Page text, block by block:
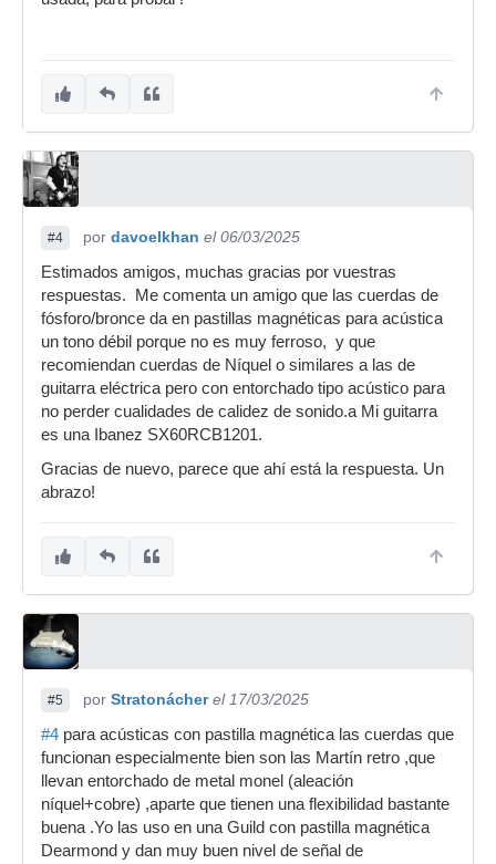
#4 por davoelkhan el 06/03/2025
Estimados amigos, muchas gracias por vuestras
respuestas. Me comenta un amigo que las cuerdas de
fósforo/bronce da en pastillas magnéticas para acústica
un tono débil porque no es muy ferroso, y que
recomiendan cuerdas de Níquel o similares a las de
guitarra eléctrica pero con entorchado tipo acústico para
no perder cualidades de calidez de sonido.a Mi guitarra
es una Ibanez SX60RCB1201.
Gracias de nuevo, parece que ahí está la respuesta. Un
abrazo!
#5 por Stratonácher el 17/03/2025
#4 para acústicas con pastilla magnética las cuerdas que
funcionan especialmente bien son las Martín retro ,que
llevan entorchado de metal monel (aleación
níquel+cobre) ,aparte que tienen una flexibilidad bastante
buena .Yo las uso en una Guild con pastilla magnética
Dearmond y dan muy buen nivel de señal de